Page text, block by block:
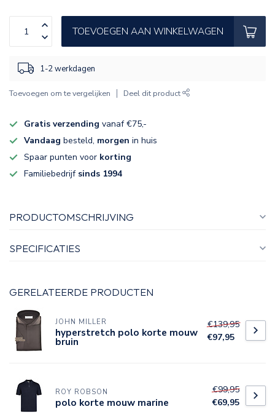
TOEVOEGEN AAN WINKELWAGEN
1-2 werkdagen
Toevoegen om te vergelijken Deel dit product
Gratis verzending vanaf €75,-
Vandaag besteld, morgen in huis
Spaar punten voor korting
Familiebedrijf sinds 1994
PRODUCTOMSCHRIJVING
SPECIFICATIES
GERELATEERDE PRODUCTEN
JOHN MILLER
hyperstretch polo korte mouw
bruin
€139,95
€97,95
ROY ROBSON
polo korte mouw marine
€99,95
€69,95